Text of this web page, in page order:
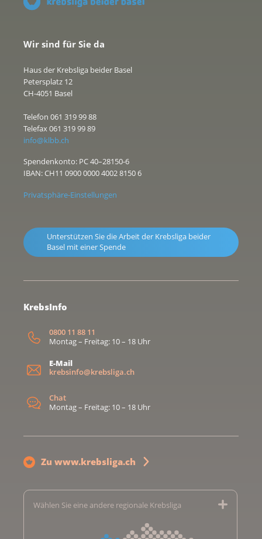
Wir sind für Sie da
Haus der Krebsliga beider Basel
Petersplatz 12
CH-4051 Basel
Telefon 061 319 99 88
Telefax 061 319 99 89
info@klbb.ch
Spendenkonto: PC 40–28150-6
IBAN: CH11 0900 0000 4002 8150 6
Privatsphäre-Einstellungen
Unterstützen Sie die Arbeit der Krebsliga beider
Basel mit einer Spende
KrebsInfo
0800 11 88 11
Montag – Freitag: 10 – 18 Uhr
E-Mail
krebsinfo@krebsliga.ch
Chat
Montag – Freitag: 10 – 18 Uhr
Zu www.krebsliga.ch
Wählen Sie eine andere regionale Krebsliga